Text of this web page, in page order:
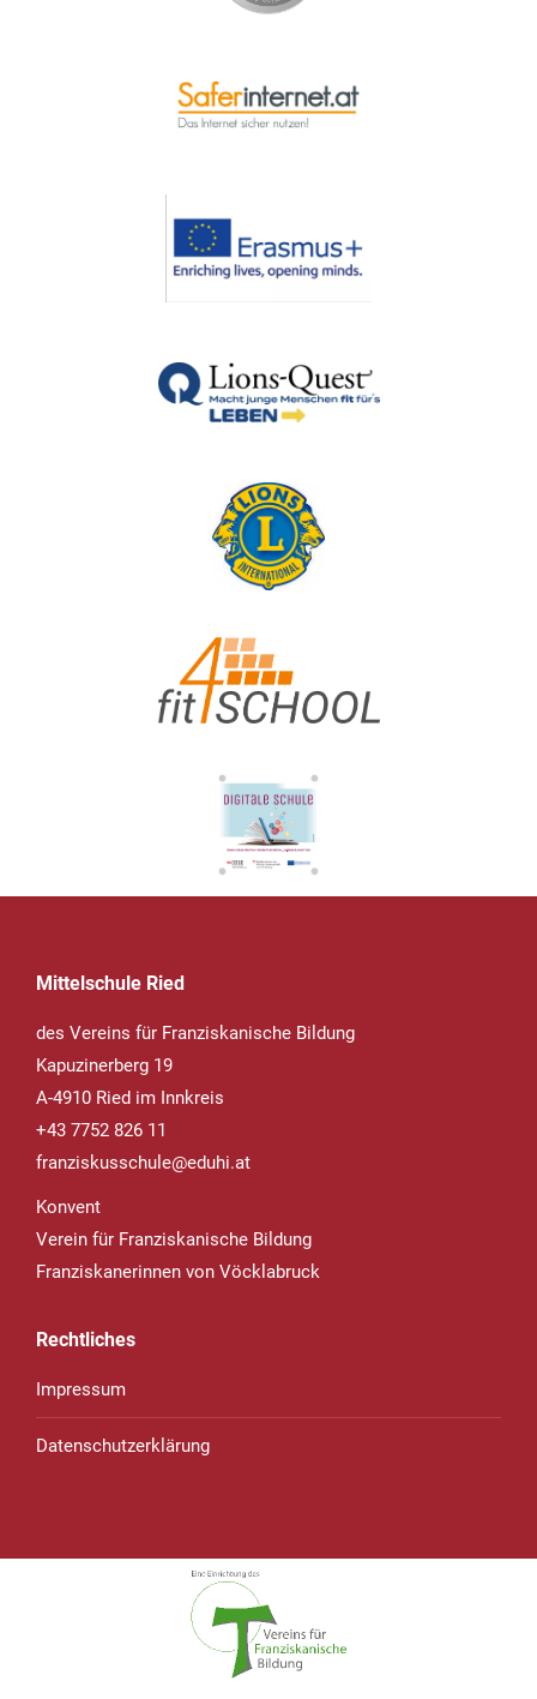
Mittelschule Ried
des Vereins für Franziskanische Bildung
Kapuzinerberg 19
A-4910 Ried im Innkreis
+43 7752 826 11
franziskusschule@eduhi.at
Konvent
Verein für Franziskanische Bildung
Franziskanerinnen von Vöcklabruck
Rechtliches
Impressum
Datenschutzerklärung